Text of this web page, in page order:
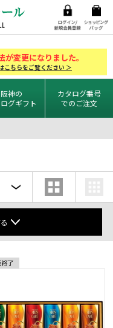
変更になりました。
こちらをご覧ください ＞
阪神の
グギフト
カタログ番号
でのご注文